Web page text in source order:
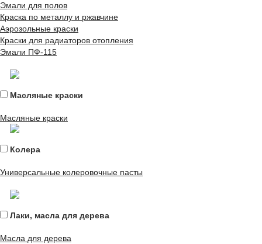
Эмали для полов
Краска по металлу и ржавчине
Аэрозольные краски
Краски для радиаторов отопления
Эмали ПФ-115
Масляные краски
Масляные краски
Колера
Универсальные колеровочные пасты
Лаки, масла для дерева
Масла для дерева